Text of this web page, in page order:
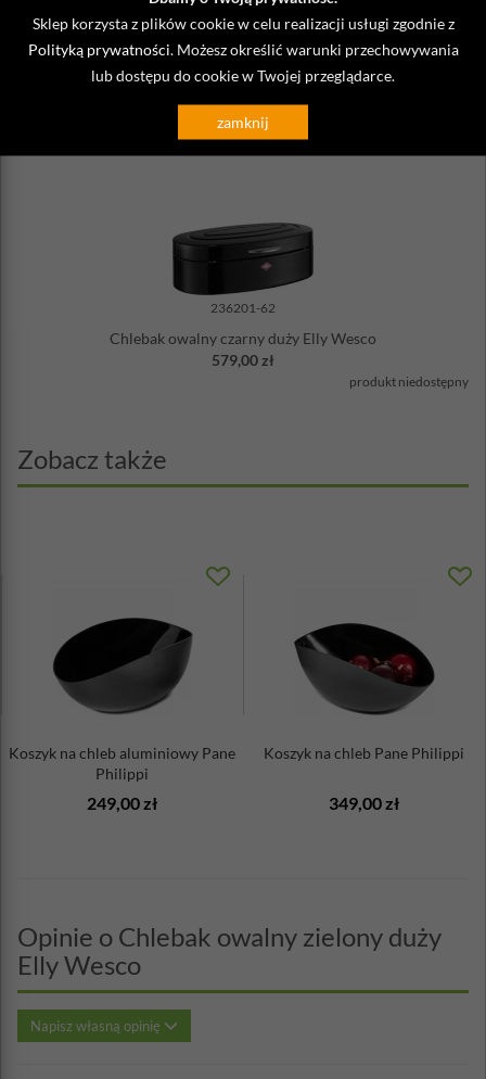
Sklep korzysta z plików cookie w celu realizacji usługi zgodnie z
Polityką prywatności . Możesz określić warunki przechowywania
lub dostępu do cookie w Twojej przeglądarce.
zamknij
236201-26
Chlebak owalny różowy duży Elly Wesco
579,00 zł
236201-62
Chlebak owalny czarny duży Elly Wesco
579,00 zł
produkt niedostępny
Zobacz także
Koszyk na chleb aluminiowy Pane
Philippi
249,00 zł
Koszyk na chleb Pane Philippi
349,00 zł
Opinie o Chlebak owalny zielony duży
Elly Wesco
Napisz własną opinię